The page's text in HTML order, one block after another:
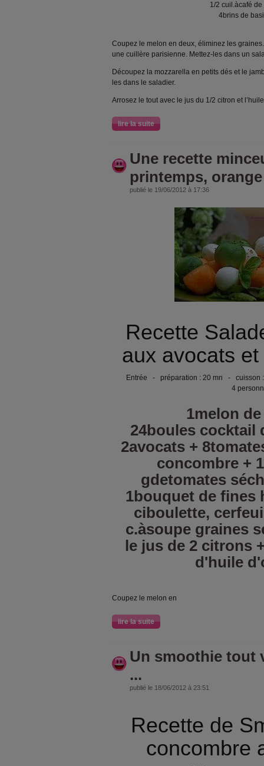
1/2 cuil.àcafé de
4brins de
Coupez le melon en deux, éliminez les
une cuillère parisienne. Mettez-les dans un
Découpez la mozzarella en petits dés et le
les dans le saladier.
Arrosez le tout avec le jus du 1/2 citron et
lire la suite
Une recette
printemps,
publié le 19/06/2012 à 17:36
Recette
aux avocats
Entrée - préparation : 20 mn -
4
1melon de
24boules cocktail
2avocats +
concombre +
gdetomates
1bouquet de fines
ciboulette,
c.àsoupe graines
le jus de 2 citrons
d'huile
Coupez le melon en
lire la suite
Un smoothie tout
...
publié le 18/06/2012 à 23:51
Recette de
concombre